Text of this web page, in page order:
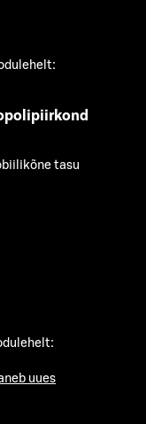
tasu
uues